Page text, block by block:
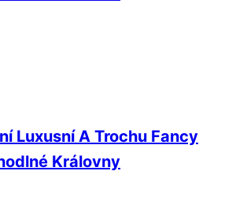
Luxusní A Trochu Fancy
Královny